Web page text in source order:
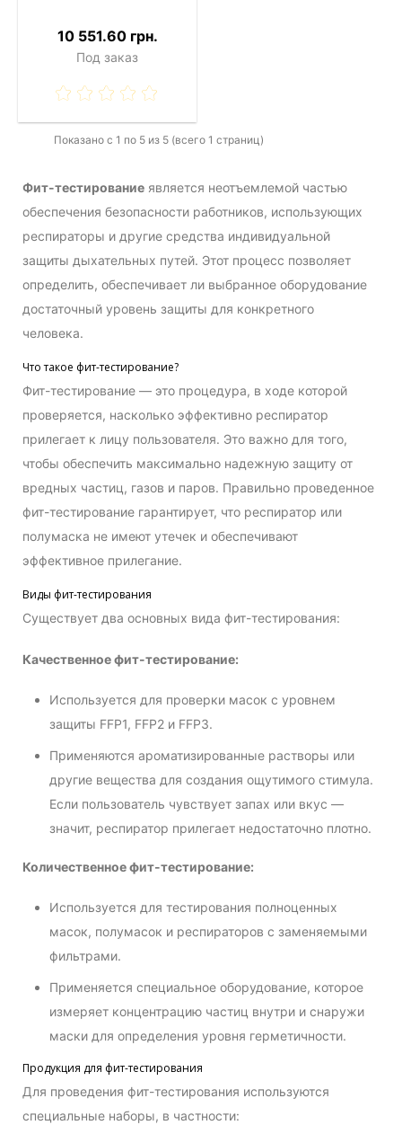
10 551.60 грн.
Под заказ
Показано с 1 по 5 из 5 (всего 1 страниц)
Фит-тестирование является неотъемлемой частью
обеспечения безопасности работников, использующих
респираторы и другие средства индивидуальной
защиты дыхательных путей. Этот процесс позволяет
определить, обеспечивает ли выбранное оборудование
достаточный уровень защиты для конкретного
человека.
Что такое фит-тестирование?
Фит-тестирование — это процедура, в ходе которой
проверяется, насколько эффективно респиратор
прилегает к лицу пользователя. Это важно для того,
чтобы обеспечить максимально надежную защиту от
вредных частиц, газов и паров. Правильно проведенное
фит-тестирование гарантирует, что респиратор или
полумаска не имеют утечек и обеспечивают
эффективное прилегание.
Виды фит-тестирования
Существует два основных вида фит-тестирования:
Качественное фит-тестирование:
Используется для проверки масок с уровнем
защиты FFP1, FFP2 и FFP3.
Применяются ароматизированные растворы или
другие вещества для создания ощутимого стимула.
Если пользователь чувствует запах или вкус —
значит, респиратор прилегает недостаточно плотно.
Количественное фит-тестирование:
Используется для тестирования полноценных
масок, полумасок и респираторов с заменяемыми
фильтрами.
Применяется специальное оборудование, которое
измеряет концентрацию частиц внутри и снаружи
маски для определения уровня герметичности.
Продукция для фит-тестирования
Для проведения фит-тестирования используются
специальные наборы, в частности: